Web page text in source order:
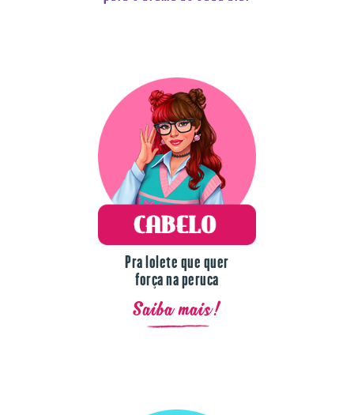
Pra lolete que quer
força na peruca
Saiba mais!